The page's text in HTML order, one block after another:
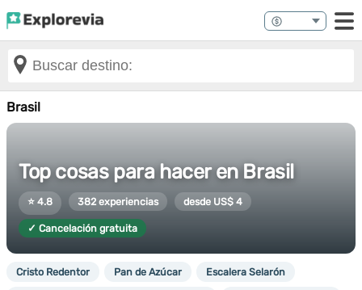
Brasil
Top cosas para hacer en Brasil
⭐ 4.8 382 experiencias desde US$ 4
✓ Cancelación gratuita
Cristo Redentor Pan de Azúcar Escalera Selarón